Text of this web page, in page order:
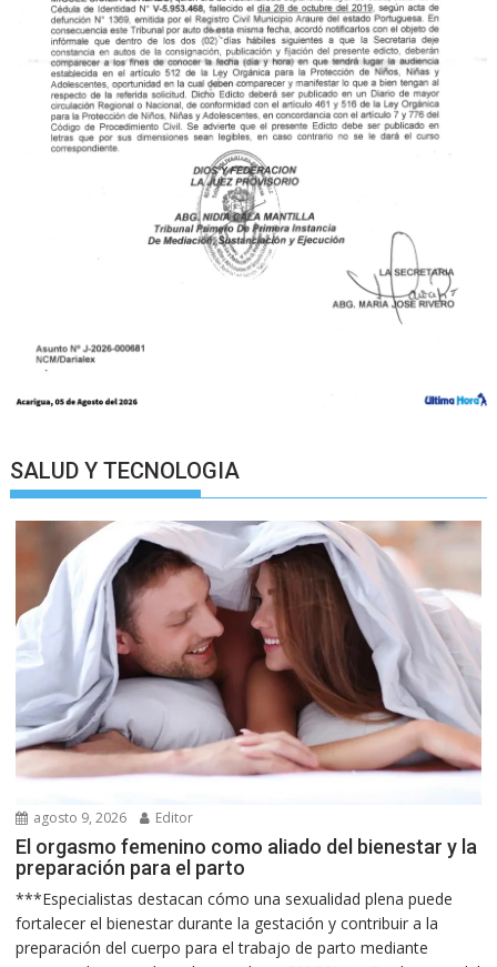
SALUD Y TECNOLOGIA
agosto 9, 2026 Editor
El orgasmo femenino como aliado del bienestar y la
preparación para el parto
***Especialistas destacan cómo una sexualidad plena puede
fortalecer el bienestar durante la gestación y contribuir a la
preparación del cuerpo para el trabajo de parto mediante